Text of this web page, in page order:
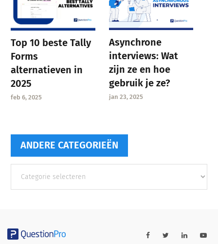
Top 10 beste Tally
Forms
alternatieven in
2025
feb 6, 2025
Asynchrone
interviews: Wat
zijn ze en hoe
gebruik je ze?
jan 23, 2025
ANDERE CATEGORIEËN
categorieën